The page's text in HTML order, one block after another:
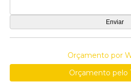
Orçamento por
Orçamento pelo